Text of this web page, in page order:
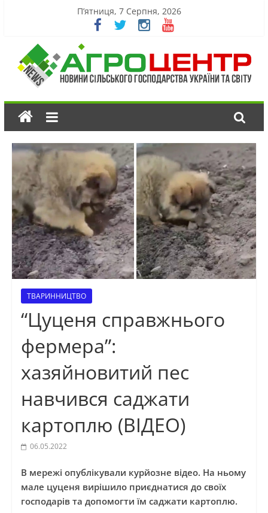
П’ятниця, 7 Серпня, 2026
ТВАРИННИЦТВО
“Цуценя справжнього
фермера”:
хазяйновитий пес
навчився саджати
картоплю (ВІДЕО)
06.05.2022
В мережі опублікували курйозне відео. На ньому
мале цуценя вирішило приєднатися до своїх
господарів та допомогти їм саджати картоплю.